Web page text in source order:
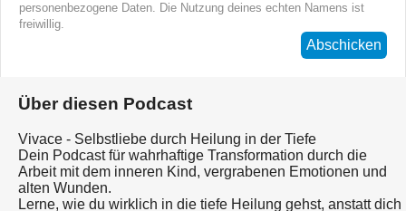
personenbezogene Daten. Die Nutzung deines echten Namens ist
freiwillig.
Abschicken
Über diesen Podcast
Vivace - Selbstliebe durch Heilung in der Tiefe
Dein Podcast für wahrhaftige Transformation durch die
Arbeit mit dem inneren Kind, vergrabenen Emotionen und
alten Wunden.
Lerne, wie du wirklich in die tiefe Heilung gehst, anstatt dich